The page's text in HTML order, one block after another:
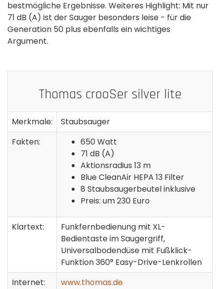
bestmögliche Ergebnisse. Weiteres Highlight: Mit nur
71 dB (A) ist der Sauger besonders leise - für die
Generation 50 plus ebenfalls ein wichtiges
Argument.
Thomas crooSer silver lite
Merkmale:
Staubsauger
Fakten:
650 Watt
71 dB (A)
Aktionsradius 13 m
Blue CleanAir HEPA 13 Filter
8 Staubsaugerbeutel inklusive
Preis: um 230 Euro
Klartext:
Funkfernbedienung mit XL-
Bedientaste im Saugergriff,
Universalbodendüse mit Fußklick-
Funktion 360° Easy-Drive-Lenkrollen
Internet:
www.thomas.de